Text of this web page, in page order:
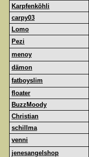
Karpfenköhli
carpy03
Lomo
Pezi
menoy
dämon
fatboyslim
floater
BuzzMoody
Christian
schillma
venni
jenesangelshop